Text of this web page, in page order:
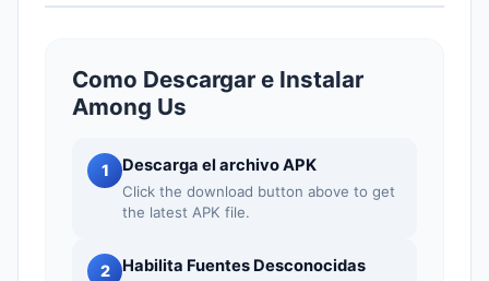
Como Descargar e Instalar
Among Us
1 Descarga el archivo APK
Click the download button above to get
the latest APK file.
2 Habilita Fuentes Desconocidas